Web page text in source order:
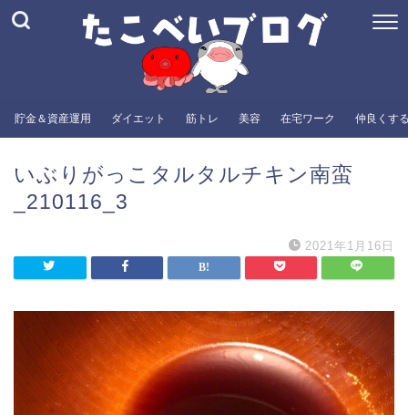
貯金＆資産運用 ダイエット 筋トレ 美容 在宅ワーク 仲良くす
いぶりがっこタルタルチキン南蛮
_210116_3
2021年1月16日